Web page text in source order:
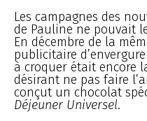
Les campagnes des
de Pauline ne pouvait
En décembre de la
publicitaire
à croquer était encore
désirant ne pas faire
conçut un chocolat
Déjeuner Universel.